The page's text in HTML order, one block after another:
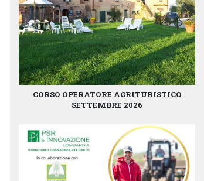
CORSO OPERATORE AGRITURISTICO
SETTEMBRE 2026